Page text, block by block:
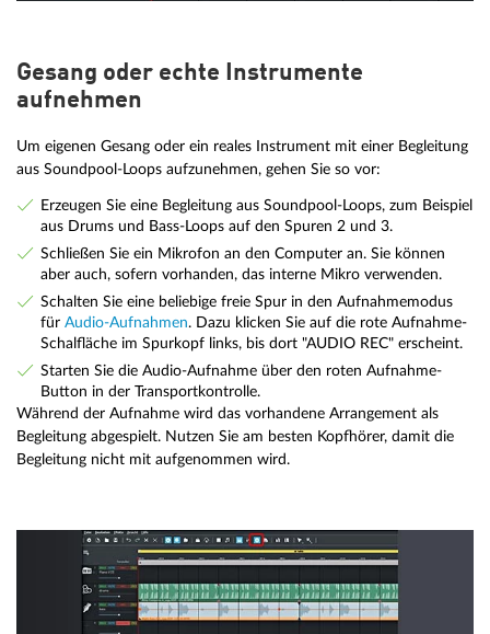
Gesang oder echte Instrumente
aufnehmen
Um eigenen Gesang oder ein reales Instrument mit einer Begleitung
aus Soundpool-Loops aufzunehmen, gehen Sie so vor:
Erzeugen Sie eine Begleitung aus Soundpool-Loops, zum Beispiel
aus Drums und Bass-Loops auf den Spuren 2 und 3.
Schließen Sie ein Mikrofon an den Computer an. Sie können
aber auch, sofern vorhanden, das interne Mikro verwenden.
Schalten Sie eine beliebige freie Spur in den Aufnahmemodus
für Audio-Aufnahmen. Dazu klicken Sie auf die rote Aufnahme-
Schalfläche im Spurkopf links, bis dort "AUDIO REC" erscheint.
Starten Sie die Audio-Aufnahme über den roten Aufnahme-
Button in der Transportkontrolle.
Während der Aufnahme wird das vorhandene Arrangement als
Begleitung abgespielt. Nutzen Sie am besten Kopfhörer, damit die
Begleitung nicht mit aufgenommen wird.